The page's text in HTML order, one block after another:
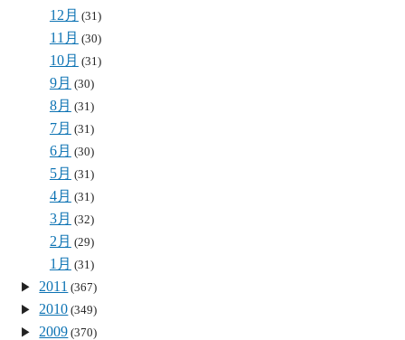
12月 (31)
11月 (30)
10月 (31)
9月 (30)
8月 (31)
7月 (31)
6月 (30)
5月 (31)
4月 (31)
3月 (32)
2月 (29)
1月 (31)
2011 (367)
2010 (349)
2009 (370)